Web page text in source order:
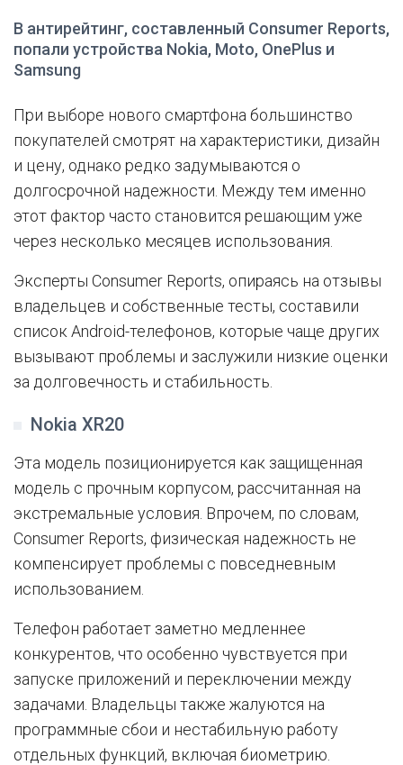
В антирейтинг, составленный Consumer Reports,
попали устройства Nokia, Moto, OnePlus и
Samsung
При выборе нового смартфона большинство
покупателей смотрят на характеристики, дизайн
и цену, однако редко задумываются о
долгосрочной надежности. Между тем именно
этот фактор часто становится решающим уже
через несколько месяцев использования.
Эксперты Consumer Reports, опираясь на отзывы
владельцев и собственные тесты, составили
список Android-телефонов, которые чаще других
вызывают проблемы и заслужили низкие оценки
за долговечность и стабильность.
Nokia XR20
Эта модель позиционируется как защищенная
модель с прочным корпусом, рассчитанная на
экстремальные условия. Впрочем, по словам,
Consumer Reports, физическая надежность не
компенсирует проблемы с повседневным
использованием.
Телефон работает заметно медленнее
конкурентов, что особенно чувствуется при
запуске приложений и переключении между
задачами. Владельцы также жалуются на
программные сбои и нестабильную работу
отдельных функций, включая биометрию.